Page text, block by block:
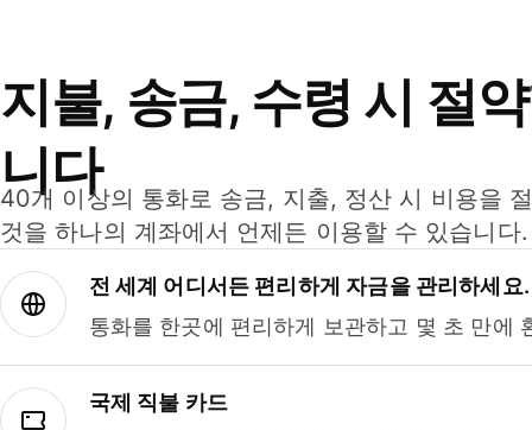
지불, 송금, 수령 시 절
니다
40개 이상의 통화로 송금, 지출, 정산 시 비용을
것을 하나의 계좌에서 언제든 이용할 수 있습니다.
전 세계 어디서든 편리하게 자금을 관리하세요.
통화를 한곳에 편리하게 보관하고 몇 초 만에
국제 직불 카드